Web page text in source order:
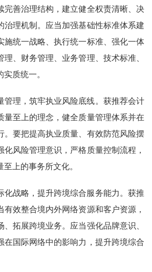
完善治理结构，建立健全权责清晰、决
治理机制 。 应当加强基础性标准体系建
施统一战略、执行统一标准、强化一体
、财务管理、业务管理、技术标准、
质统一。
管理，筑牢执业风险底线。 获推荐会计
量至上的理念，健全质量管理体系并在
。要把提高执业质量、有效防范风险摆
化风险管理意识，严格质量控制流程 ，
至上的事务所文化。
化战略，提升跨境综合服务能力。 获推
有效整合境内外网络资源和客户资源，
拓展跨境业务。应当强化品牌意识、
在国际网络中的影响力，提升跨境综合